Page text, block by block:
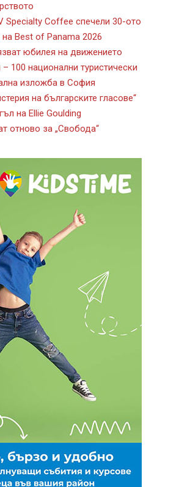
Specialty Coffee спечели 30-ото
Best of Panama 2026
юбилея на движението
100 национални туристически
изложба в София
на българските гласове“
на Ellie Goulding
отново за „Свобода“